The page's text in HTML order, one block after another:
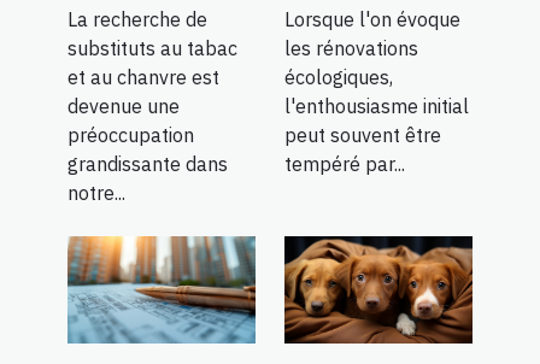
La recherche de
substituts au tabac
et au chanvre est
devenue une
préoccupation
grandissante dans
notre...
Lorsque l'on évoque
les rénovations
écologiques,
l'enthousiasme initial
peut souvent être
tempéré par...